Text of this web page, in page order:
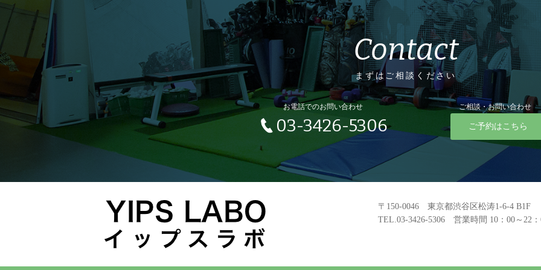
Contact
まずはご相談ください
お電話でのお問い合わせ
03-3426-5306
ご相談・お問い合わせ
ご予約はこちら
〒150-0046 東京都渋谷区松涛1-6-4 B1F
TEL.03-3426-5306 営業時間 10：00～22：